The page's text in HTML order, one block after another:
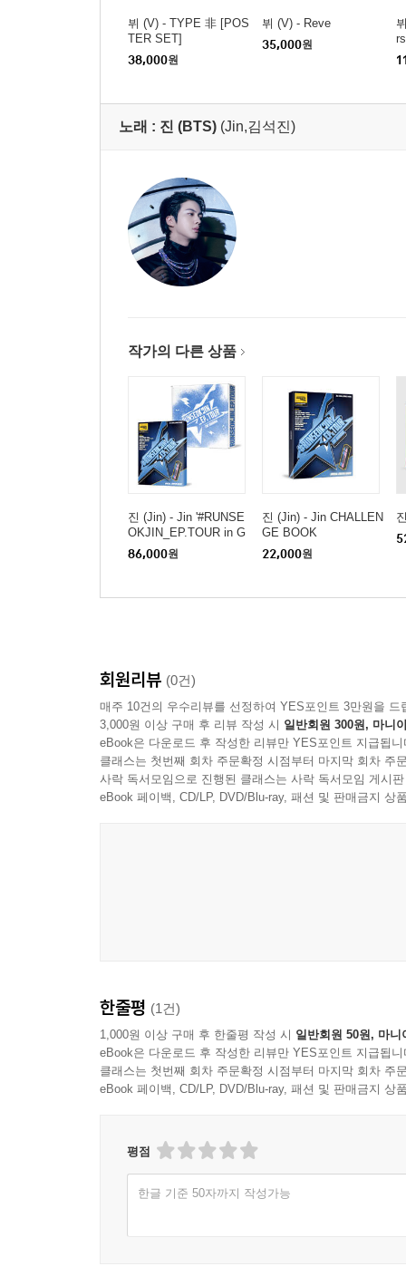
뷔 (V) - TYPE 非 [POS
TER SET]
38,000원
뷔 (V) - Reve
35,000원
노래 : 진 (BTS) (Jin,김석진)
작가의 다른 상품
진 (Jin) - Jin '#RUNSE
OKJIN_EP.TOUR in G
OYANG' The Original +
CHALLENGE BOOK
86,000원
진 (Jin) - Jin CHALLEN
GE BOOK
22,000원
회원리뷰 (0건)
매주 10건의 우수리뷰를 선정하여 YES포인트 3만원을 드
3,000원 이상 구매 후 리뷰 작성 시 일반회원 300원, 마니
eBook은 다운로드 후 작성한 리뷰만 YES포인트 지급됩니
클래스는 첫번째 회차 주문확정 시점부터 마지막 회차 주
사락 독서모임으로 진행된 클래스는 사락 독서모임 게시
eBook 페이백, CD/LP, DVD/Blu-ray, 패션 및 판매금지 상
한줄평 (1건)
1,000원 이상 구매 후 한줄평 작성 시 일반회원 50원, 마니
eBook은 다운로드 후 작성한 리뷰만 YES포인트 지급됩니
클래스는 첫번째 회차 주문확정 시점부터 마지막 회차 주
eBook 페이백, CD/LP, DVD/Blu-ray, 패션 및 판매금지 상
평점
한글 기준 50자까지 작성가능